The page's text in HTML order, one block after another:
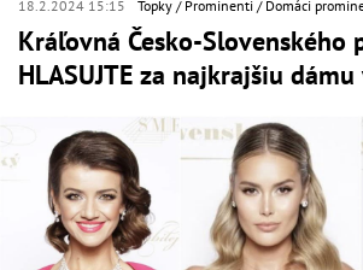
18.2.2024 15:15 Topky Prominenti Domáci
Kráľovná Česko-Slovenského
HLASUJTE za najkrajšiu